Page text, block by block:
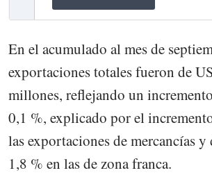
En el acumulado al mes de
exportaciones totales fueron de
millones, reflejando un
0,1 %, explicado por el
las exportaciones de mercancías
1,8 % en las de zona franca.